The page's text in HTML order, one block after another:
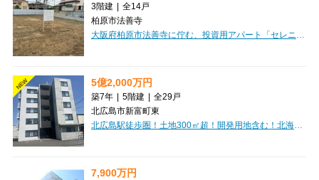
3階建 | 全14戸
柏原市法善寺
NEW 5億2,000万円
築7年 | 5階建 | 全29戸
北広島市新富町東
7,900万円